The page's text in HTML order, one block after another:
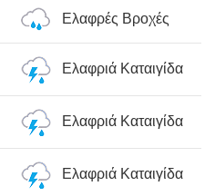
Ελαφρές Βροχές
Ελαφριά Καταιγίδα
Ελαφριά Καταιγίδα
Ελαφριά Καταιγίδα